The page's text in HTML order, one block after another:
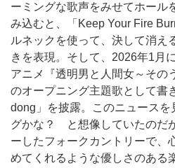
ーミングな歌声をみせてホール
み込むと、「Keep Your Fire
ルネックを使って、決して消え
きを表現。そして、2026年1月
アニメ『透明男と人間女～その
のオープニング主題歌として書
dong」を披露。このニュース
グかな？ と想像していたのだ
ーしたフォークカントリーで、
めてくれるような優しさのある